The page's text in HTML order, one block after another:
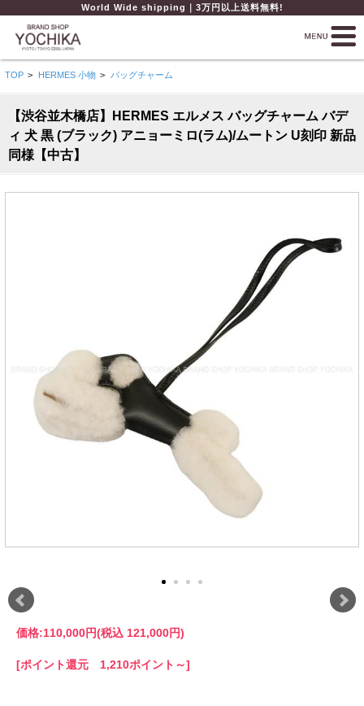
World Wide shipping｜3万円以上送料無料!
TOP > HERMES 小物 > バッグチャーム
【渋谷並木橋店】HERMES エルメス バッグチャーム バデ
ィ 犬 黒 (ブラック) アニョーミロ(ラム)/ムートン U刻印 新品
同様【中古】
価格:110,000円(税込 121,000円)
[ポイント還元 1,210ポイント～]